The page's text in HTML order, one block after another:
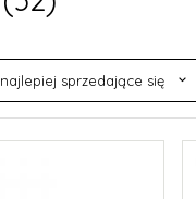
najlepiej sprzedające się